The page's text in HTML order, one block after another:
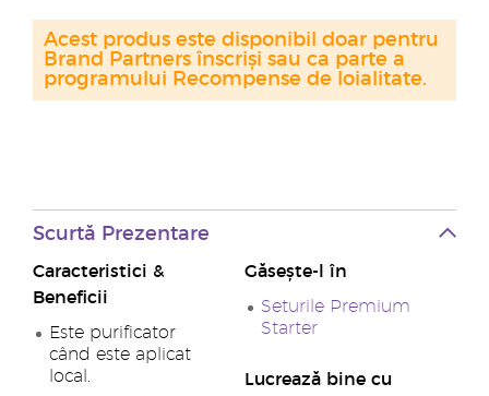
Acest produs este disponibil doar pentru
Brand Partners înscriși sau ca parte a
programului Recompense de loialitate.
Scurtă Prezentare
Caracteristici &
Beneficii
Este purificator
când este aplicat
local.
Găsește-l în
Seturile Premium
Starter
Lucrează bine cu